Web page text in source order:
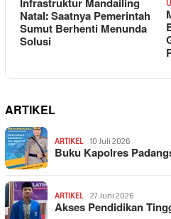
Infrastruktur Mandailing
Natal: Saatnya Pemerintah
Sumut Berhenti Menunda
Solusi
ARTIKEL
ARTIKEL 10 Juli 2026
Buku Kapolres
ARTIKEL 27 Juni 2026
Akses Pendidikan